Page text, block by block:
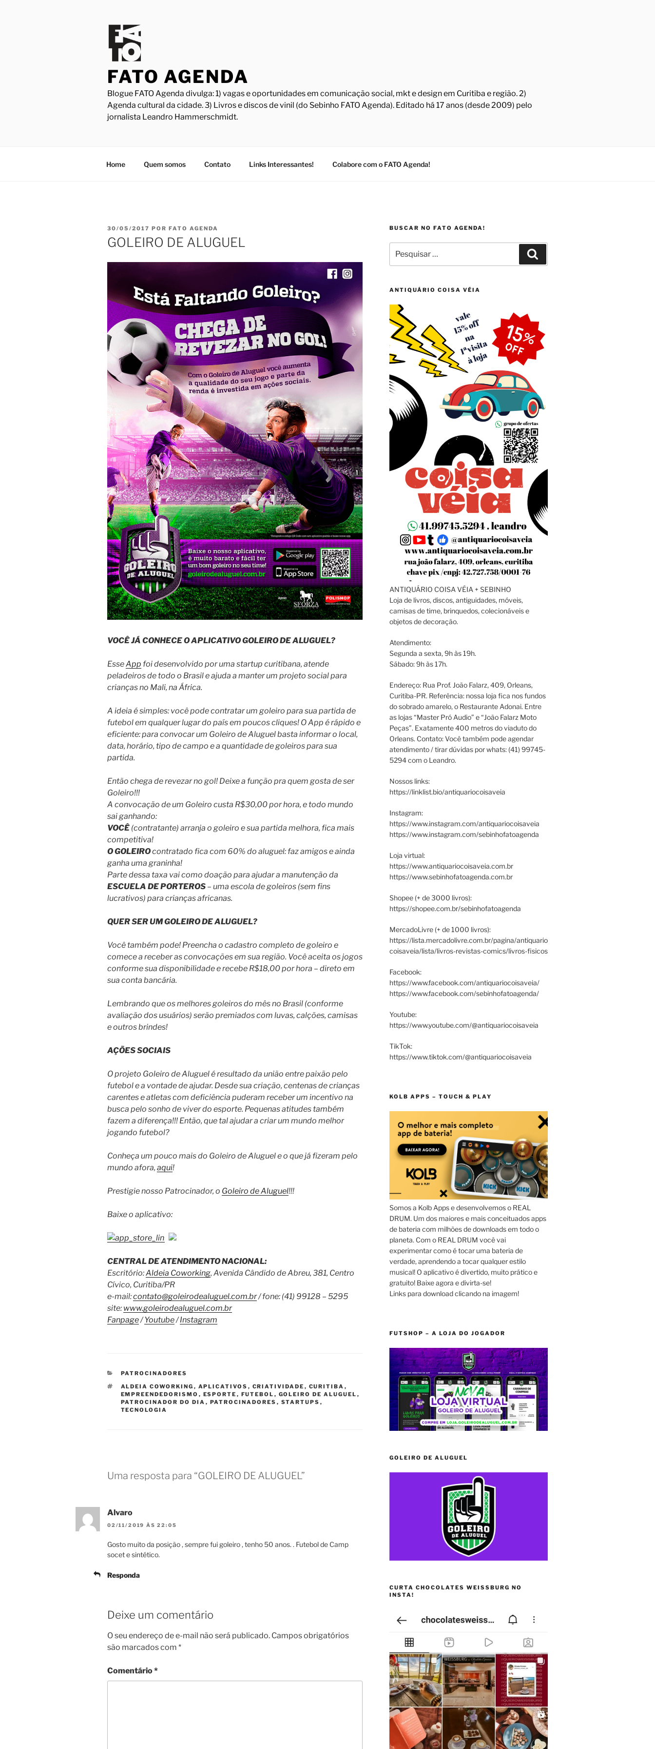
FATO AGENDA
Blogue FATO Agenda divulga: 1) vagas e oportunidades em comunicação social, mkt e design em Curitiba e região. 2)
Agenda cultural da cidade. 3) Livros e discos de vinil (do Sebinho FATO Agenda). Editado há 17 anos (desde 2009) pelo
jornalista Leandro Hammerschmidt.
Home Quem somos Contato Links Interessantes! Colabore com o FATO Agenda!
PUBLICADO
EM
30/05/2017 POR FATO AGENDA
GOLEIRO DE ALUGUEL
VOCÊ JÁ CONHECE O APLICATIVO GOLEIRO DE ALUGUEL?
EsseApp foi desenvolvido por uma startup curitibana, atende
peladeiros de todo o Brasil e ajuda a manter um projeto social para
crianças no Mali, na África.
A ideia é simples: você pode contratar um goleiro para sua partida de
futebol em qualquer lugar do país em poucos cliques! O App é rápido e
eficiente: para convocar um Goleiro de Aluguel basta informar o local,
data, horário, tipo de campo e a quantidade de goleiros para sua
partida.
Então chega de revezar no gol! Deixe a função pra quem gosta de ser
Goleiro!!!
A convocação de um Goleiro custa R$30,00 por hora, e todo mundo
sai ganhando:
VOCÊ (contratante) arranja o goleiro e sua partida melhora, fica mais
competitiva!
O GOLEIROcontratado fica com 60% do aluguel: faz amigos e ainda
ganha uma graninha!
Parte dessa taxa vai como doação para ajudar a manutenção da
ESCUELA DE PORTEROS – uma escola de goleiros (sem fins
lucrativos) para crianças africanas.
QUER SER UM GOLEIRO DE ALUGUEL?
Você também pode! Preencha o cadastro completo de goleiro e
comece a receber as convocações em sua região. Você aceita os jogos
conforme sua disponibilidade e recebe R$18,00 por hora – direto em
sua conta bancária.
Lembrando que os melhores goleiros do mês no Brasil (conforme
avaliação dos usuários) serão premiados com luvas, calções, camisas
e outros brindes!
AÇÕES SOCIAIS
O projeto Goleiro de Aluguel é resultado da união entre paixão pelo
futebol e a vontade de ajudar. Desde sua criação, centenas de crianças
carentes e atletas com deficiência puderam receber um incentivo na
busca pelo sonho de viver do esporte. Pequenas atitudes também
fazem a diferença!!! Então, que tal ajudar a criar um mundo melhor
jogando futebol?
Conheça um pouco mais do Goleiro de Aluguel e o que já fizeram pelo
mundo afora, aqui!
Prestigie nosso Patrocinador, o Goleiro de Aluguel!!!
Baixe o aplicativo:
CENTRAL DE ATENDIMENTO NACIONAL:
Escritório:Aldeia Coworking, Avenida Cândido de Abreu, 381, Centro
Cívico, Curitiba/PR
e-mail:contato@goleirodealuguel.com.br/ fone: (41) 99128 – 5295
site: www.goleirodealuguel.com.br
Fanpage/Youtube/Instagram
CATEGORIAS
PATROCINADORES
TAGS
ALDEIA COWORKING , APLICATIVOS , CRIATIVIDADE , CURITIBA ,
EMPREENDEDORISMO , ESPORTE , FUTEBOL , GOLEIRO DE ALUGUEL ,
PATROCINADOR DO DIA , PATROCINADORES , STARTUPS ,
TECNOLOGIA
Uma resposta para “GOLEIRO DE ALUGUEL”
Alvaro
02/11/2019 ÀS 22:05
Gosto muito da posição , sempre fui goleiro , tenho 50 anos. . Futebol de Camp
socet e sintético.
Responda
Deixe um comentário
O seu endereço de e-mail não será publicado. Campos obrigatórios
são marcados com *
Comentário*
BUSCAR NO FATO AGENDA!
por:
ANTIQUÁRIO COISA VÉIA
ANTIQUÁRIO COISA VÉIA + SEBINHO
Loja de livros, discos, antiguidades, móveis,
camisas de time, brinquedos, colecionáveis e
objetos de decoração.
Atendimento:
Segunda a sexta, 9h às 19h.
Sábado: 9h às 17h.
Endereço: Rua Prof. João Falarz, 409, Orleans,
Curitiba-PR. Referência: nossa loja fica nos fundos
do sobrado amarelo, o Restaurante Adonai. Entre
as lojas “Master Pró Audio” e “João Falarz Moto
Peças”. Exatamente 400 metros do viaduto do
Orleans. Contato: Você também pode agendar
atendimento / tirar dúvidas por whats: (41) 99745-
5294 com o Leandro.
Nossos links:
https://linklist.bio/antiquariocoisaveia
Instagram:
https://www.instagram.com/antiquariocoisaveia
https://www.instagram.com/sebinhofatoagenda
Loja virtual:
https://www.antiquariocoisaveia.com.br
https://www.sebinhofatoagenda.com.br
Shopee (+ de 3000 livros):
https://shopee.com.br/sebinhofatoagenda
MercadoLivre (+ de 1000 livros):
https://lista.mercadolivre.com.br/pagina/antiquario
coisaveia/lista/livros-revistas-comics/livros-fisicos
Facebook:
https://www.facebook.com/antiquariocoisaveia/
https://www.facebook.com/sebinhofatoagenda/
Youtube:
https://www.youtube.com/@antiquariocoisaveia
TikTok:
https://www.tiktok.com/@antiquariocoisaveia
KOLB APPS – TOUCH & PLAY
Somos a Kolb Apps e desenvolvemos o REAL
DRUM. Um dos maiores e mais conceituados apps
de bateria com milhões de downloads em todo o
planeta. Com o REAL DRUM você vai
experimentar como é tocar uma bateria de
verdade, aprendendo a tocar qualquer estilo
musical! O aplicativo é divertido, muito prático e
gratuito! Baixe agora e divirta-se!
Links para download clicando na imagem!
FUTSHOP – A LOJA DO JOGADOR
GOLEIRO DE ALUGUEL
CURTA CHOCOLATES WEISSBURG NO
INSTA!